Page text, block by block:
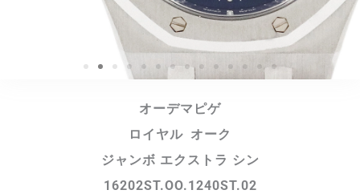
オーデマピゲ
ロイヤル オーク
ジャンボ エクストラ シン
16202ST.OO.1240ST.02